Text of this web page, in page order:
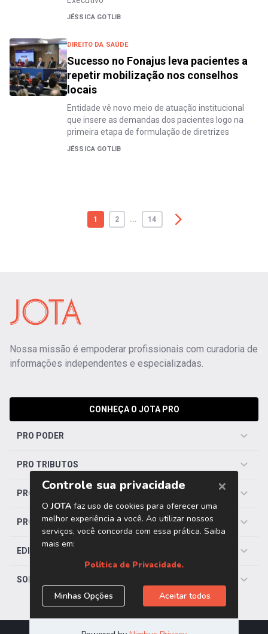
JÉSSICA GOTLIB
DIREITO DA SAÚDE
Sucesso no Fonajus leva pacientes a
repetir mobilização nos conselhos
locais
Entidade vê novo meio de atuação institucional
que insere as demandas dos pacientes logo na
primeira etapa de formulação de diretrizes
JÉSSICA GOTLIB
1 2 ... 14
Nossa missão é empoderar profissionais com curadoria de
informações independentes e especializadas.
CONHEÇA O JOTA PRO
PRO PODER
PRO TRIBUTOS
PRO TRABALHISTA
PRO SAÚDE
EDITORIAS
SOBRE O JOTA